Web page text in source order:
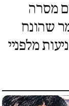
מסרה
שהונח
מלפניי